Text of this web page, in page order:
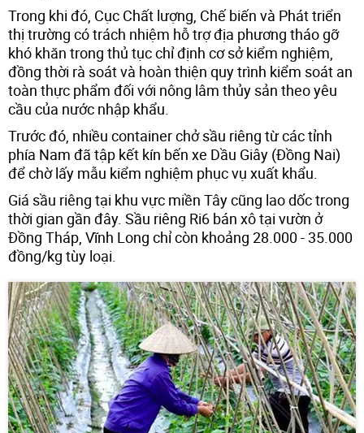
Trong khi đó, Cục Chất lượng, Chế biến và Phát triển
thị trường có trách nhiệm hỗ trợ địa phương tháo gỡ
khó khăn trong thủ tục chỉ định cơ sở kiểm nghiệm,
đồng thời rà soát và hoàn thiện quy trình kiểm soát an
toàn thực phẩm đối với nông lâm thủy sản theo yêu
cầu của nước nhập khẩu.
Trước đó, nhiều container chở sầu riêng từ các tỉnh
phía Nam đã tập kết kín bến xe Dầu Giây (Đồng Nai)
để chờ lấy mẫu kiểm nghiệm phục vụ xuất khẩu.
Giá sầu riêng tại khu vực miền Tây cũng lao dốc trong
thời gian gần đây. Sầu riêng Ri6 bán xô tại vườn ở
Đồng Tháp, Vĩnh Long chỉ còn khoảng 28.000 - 35.000
đồng/kg tùy loại.